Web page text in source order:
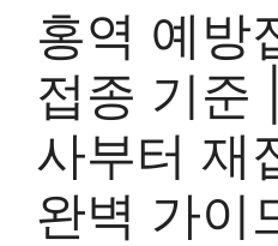
홍역 예방
접종 기준
사부터 재
완벽 가이